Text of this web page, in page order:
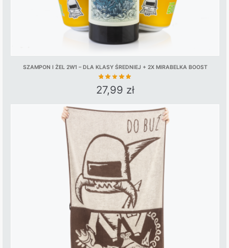
page
SZAMPON I ŻEL 2W1 – DLA KLASY ŚREDNIEJ + 2X MIRABELKA BOOST
27,99 zł